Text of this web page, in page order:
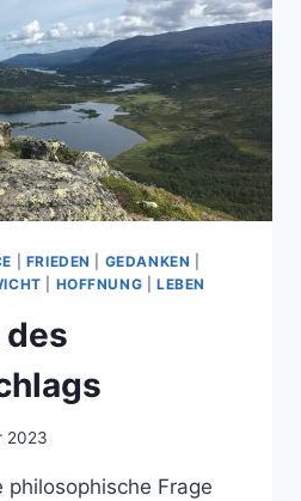
FRIEDEN GEDANKEN
HOFFNUNG |LEBEN
2023
philosophische Frage